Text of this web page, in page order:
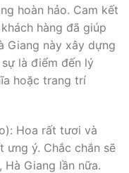
hoàn hảo. Cam kết
hàng đã giúp
Giang này xây dựng
là điểm đến lý
hoặc trang trí
Hoa rất tươi và
ưng ý. Chắc chắn sẽ
Giang lần nữa.